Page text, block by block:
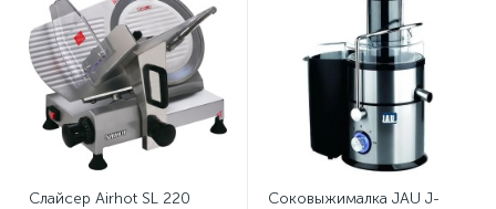
Слайсер Airhot SL 220
Соковыжималка JAU J-